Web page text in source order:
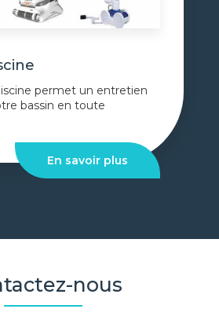
permet un entretien
bassin en toute
En savoir plus
nous